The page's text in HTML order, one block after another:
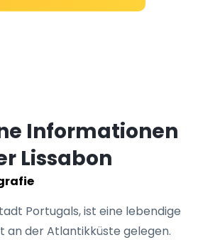
Informationen
Lissabon
Portugals, ist eine lebendige
an der Atlantikküste gelegen.